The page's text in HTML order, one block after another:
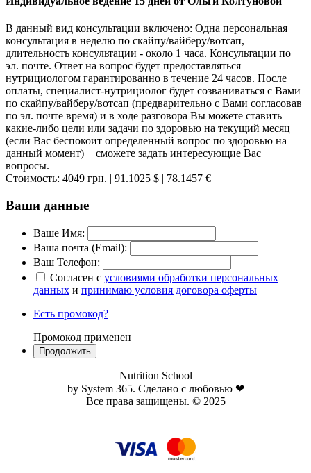
В данный вид консультации включено: Одна персональная
консультация в неделю по скайпу/вайберу/вотсап,
длительность консультации - около 1 часа. Консультации по
эл. почте. Ответ на вопрос будет предоставляться
нутрициологом гарантированно в течение 24 часов. После
оплаты, специалист-нутрициолог будет созваниваться с Вами
по скайпу/вайберу/вотсап (предварительно с Вами согласовав
по эл. почте время) и в ходе разговора Вы можете ставить
какие-либо цели или задачи по здоровью на текущий месяц
(если Вас беспокоит определенный вопрос по здоровью на
данный момент) + сможете задать интересующие Вас
вопросы.
Стоимость: 4049 грн. | 91.1025 $ | 78.1457 €
Ваши данные
Ваше Имя:
Ваша почта (Email):
Ваш Телефон:
Согласен с условиями обработки персональных
данных и принимаю условия договора оферты
Есть промокод?
Промокод применен
Nutrition School
by System 365. Сделано с любовью ❤
Все права защищены. © 2025